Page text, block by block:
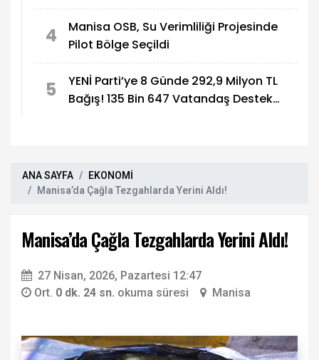
4
Manisa OSB, Su Verimliliği Projesinde
Pilot Bölge Seçildi
5
YENİ Parti’ye 8 Günde 292,9 Milyon TL
Bağış! 135 Bin 647 Vatandaş Destek
ANA SAYFA
EKONOMİ
Manisa’da Çağla Tezgahlarda Yerini Aldı!
Manisa’da Çağla Tezgahlarda Yerini Aldı!
27 Nisan, 2026, Pazartesi 12:47
Ort. 0 dk. 24 sn. okuma süresi Manisa